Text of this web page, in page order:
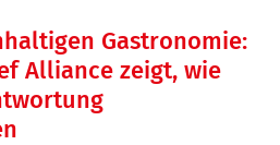
Gastronomie:
Alliance zeigt, wie